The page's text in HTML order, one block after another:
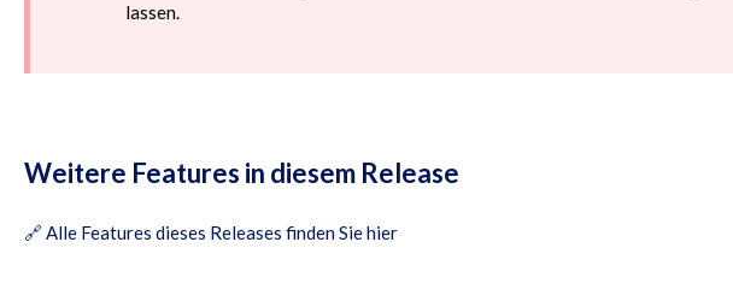
lassen.
Weitere Features in diesem Release
🔗 Alle Features dieses Releases finden Sie hier